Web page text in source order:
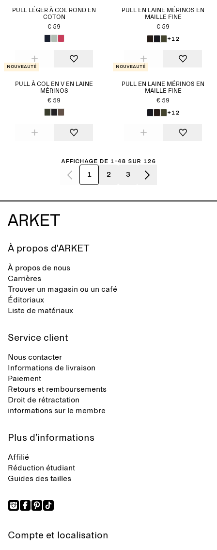
PULL LÉGER À COL ROND EN
COTON
€ 59
PULL EN LAINE MÉRINOS EN
MAILLE FINE
€ 59
+12
Nouveauté
PULL À COL EN V EN LAINE
MÉRINOS
€ 59
Nouveauté
PULL EN LAINE MÉRINOS EN
MAILLE FINE
€ 59
+12
Affichage de 1-48 sur 126
1 2 3
À propos d'ARKET
À propos de nous
Carrières
Trouver un magasin ou un café
Éditoriaux
Liste de matériaux
Service client
Nous contacter
Informations de livraison
Paiement
Retours et remboursements
Droit de rétractation
informations sur le membre
Plus d’informations
Affilié
Réduction étudiant
Guides des tailles
Compte et localisation